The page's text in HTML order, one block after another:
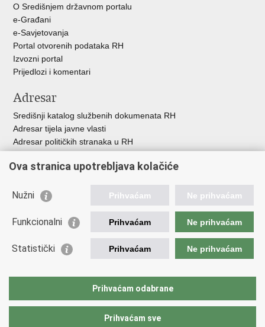
O Središnjem državnom portalu
e-Građani
e-Savjetovanja
Portal otvorenih podataka RH
Izvozni portal
Prijedlozi i komentari
Adresar
Središnji katalog službenih dokumenata RH
Adresar tijela javne vlasti
Adresar političkih stranaka u RH
Besplatni telefoni javne uprave
Važne poveznice
Vlada Republike Hrvatske
Europska komisija
Taxation and Customs Union
Ova stranica upotrebljava kolačiće
Nužni Prihvaćam Ne prihvaćam
Funkcionalni Prihvaćam Ne prihvaćam
Statistički Prihvaćam Ne prihvaćam
Prihvaćam odabrane
Prihvaćam sve